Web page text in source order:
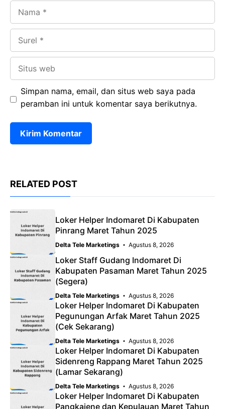
Simpan nama, email, dan situs web saya pada
peramban ini untuk komentar saya berikutnya.
RELATED POST
Loker Helper Indomaret Di Kabupaten
Pinrang Maret Tahun 2025
Delta Tele Marketings Agustus 8, 2026
Loker Staff Gudang Indomaret Di
Kabupaten Pasaman Maret Tahun 2025
(Segera)
Delta Tele Marketings Agustus 8, 2026
Loker Helper Indomaret Di Kabupaten
Pegunungan Arfak Maret Tahun 2025
(Cek Sekarang)
Delta Tele Marketings Agustus 8, 2026
Loker Helper Indomaret Di Kabupaten
Sidenreng Rappang Maret Tahun 2025
(Lamar Sekarang)
Delta Tele Marketings Agustus 8, 2026
Loker Helper Indomaret Di Kabupaten
Pangkajene dan Kepulauan Maret Tahun